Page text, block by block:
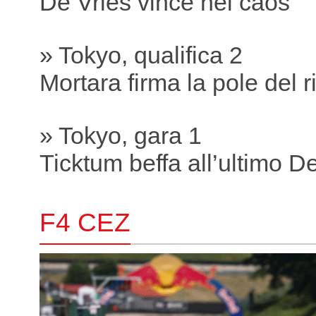
» Tokyo, qualifica 2
Mortara firma la pole del
» Tokyo, gara 1
Ticktum beffa all’ultimo
F4 CEZ